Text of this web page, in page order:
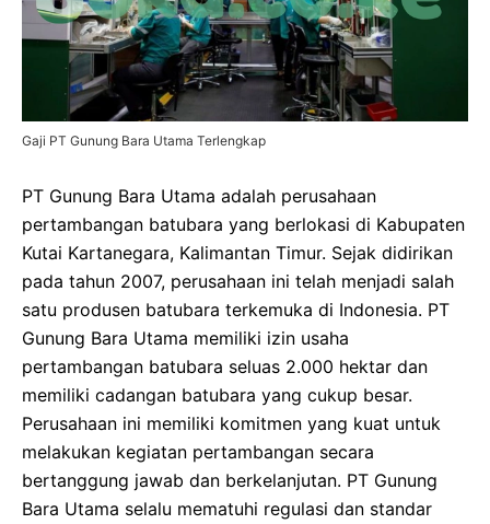
Gaji PT Gunung Bara Utama Terlengkap
PT Gunung Bara Utama adalah perusahaan
pertambangan batubara yang berlokasi di Kabupaten
Kutai Kartanegara, Kalimantan Timur. Sejak didirikan
pada tahun 2007, perusahaan ini telah menjadi salah
satu produsen batubara terkemuka di Indonesia. PT
Gunung Bara Utama memiliki izin usaha
pertambangan batubara seluas 2.000 hektar dan
memiliki cadangan batubara yang cukup besar.
Perusahaan ini memiliki komitmen yang kuat untuk
melakukan kegiatan pertambangan secara
bertanggung jawab dan berkelanjutan. PT Gunung
Bara Utama selalu mematuhi regulasi dan standar